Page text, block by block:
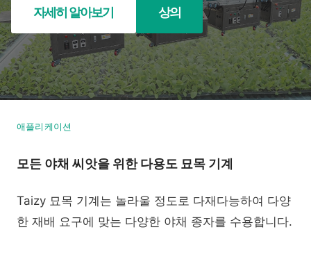
자세히 알아보기 상의
애플리케이션
모든 야채 씨앗을 위한 다용도 묘목 기계
Taizy 묘목 기계는 놀라울 정도로 다재다능하여 다양
한 재배 요구에 맞는 다양한 야채 종자를 수용합니다.